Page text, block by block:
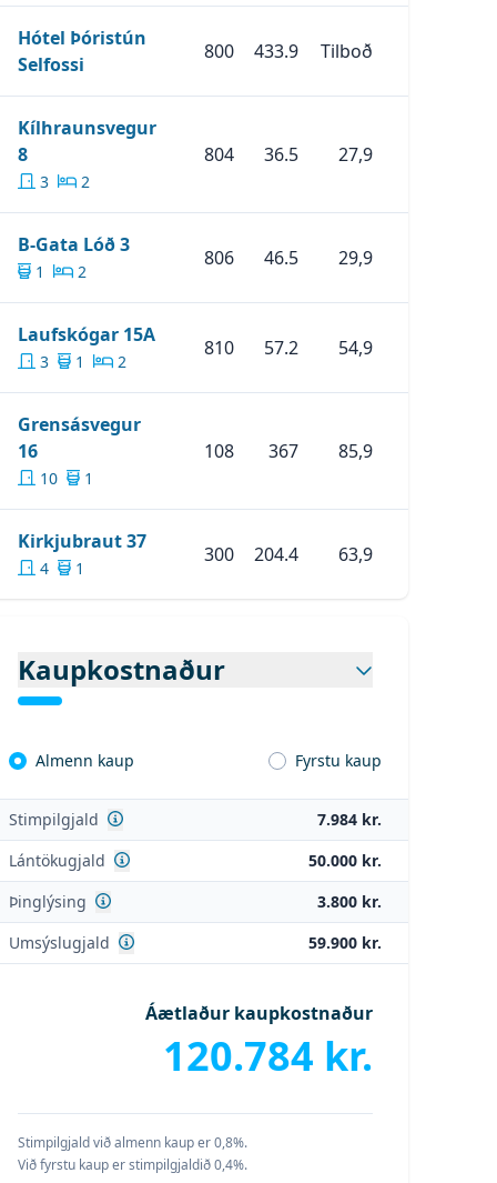
Mynd 4
Mynd 7
Hótel Þóristún
Selfossi Skoða EigninaHótel Þóristún Selfossi
800 433.9 Tilboð
Kílhraunsvegur
8Skoða Eignina Kílhraunsvegur 8
3 2
804 36.5 27,9
B-Gata Lóð 3Skoða Eignina
1 2
806 46.5 29,9
Laufskógar 15ASkoða Eignina
3 1 2
810 57.2 54,9
Grensásvegur
16Skoða Eignina Grensásvegur 16
10 1
108 367 85,9
Kirkjubraut 37Skoða Eignina
4 1
300 204.4 63,9
Kaupkostnaður
Almenn kaup Fyrstu kaup
Stimpilgjald Sjá nánar
7.984 kr.
Lántökugjald Sjá nánar
50.000 kr.
Þinglýsing Sjá nánar
3.800 kr.
Umsýslugjald Sjá nánar 59.900 kr.
Áætlaður kaupkostnaður
120.784 kr.
Stimpilgjald við almenn kaup er 0,8%.
Við fyrstu kaup er stimpilgjaldið 0,4%.